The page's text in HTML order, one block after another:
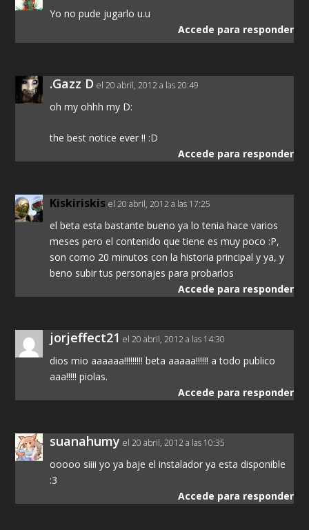
Yo no pude jugarlo u.u
Accede para responder
.Gazz D el 20 abril, 2012 a las 20:49
oh my ohhh my D:
the best notice ever !! :D
Accede para responder
Kiskiriskis el 20 abril, 2012 a las 17:25
el beta esta bastante bueno ya lo tenia hace varios
meses pero el contenido que tiene es muy poco :P,
son como 20 minutos con la historia principal y ya, y
beno subir tus personajes para probarlos
Accede para responder
jorjeffect21 el 20 abril, 2012 a las 14:30
dios mio aaaaaa!!!!!!!!! beta aaaaa!!!!!! a todo publico
aaa!!!!! piolas.
Accede para responder
suanahumy el 20 abril, 2012 a las 10:35
ooooo siiii yo ya baje el instalador ya esta disponible
:3
Accede para responder